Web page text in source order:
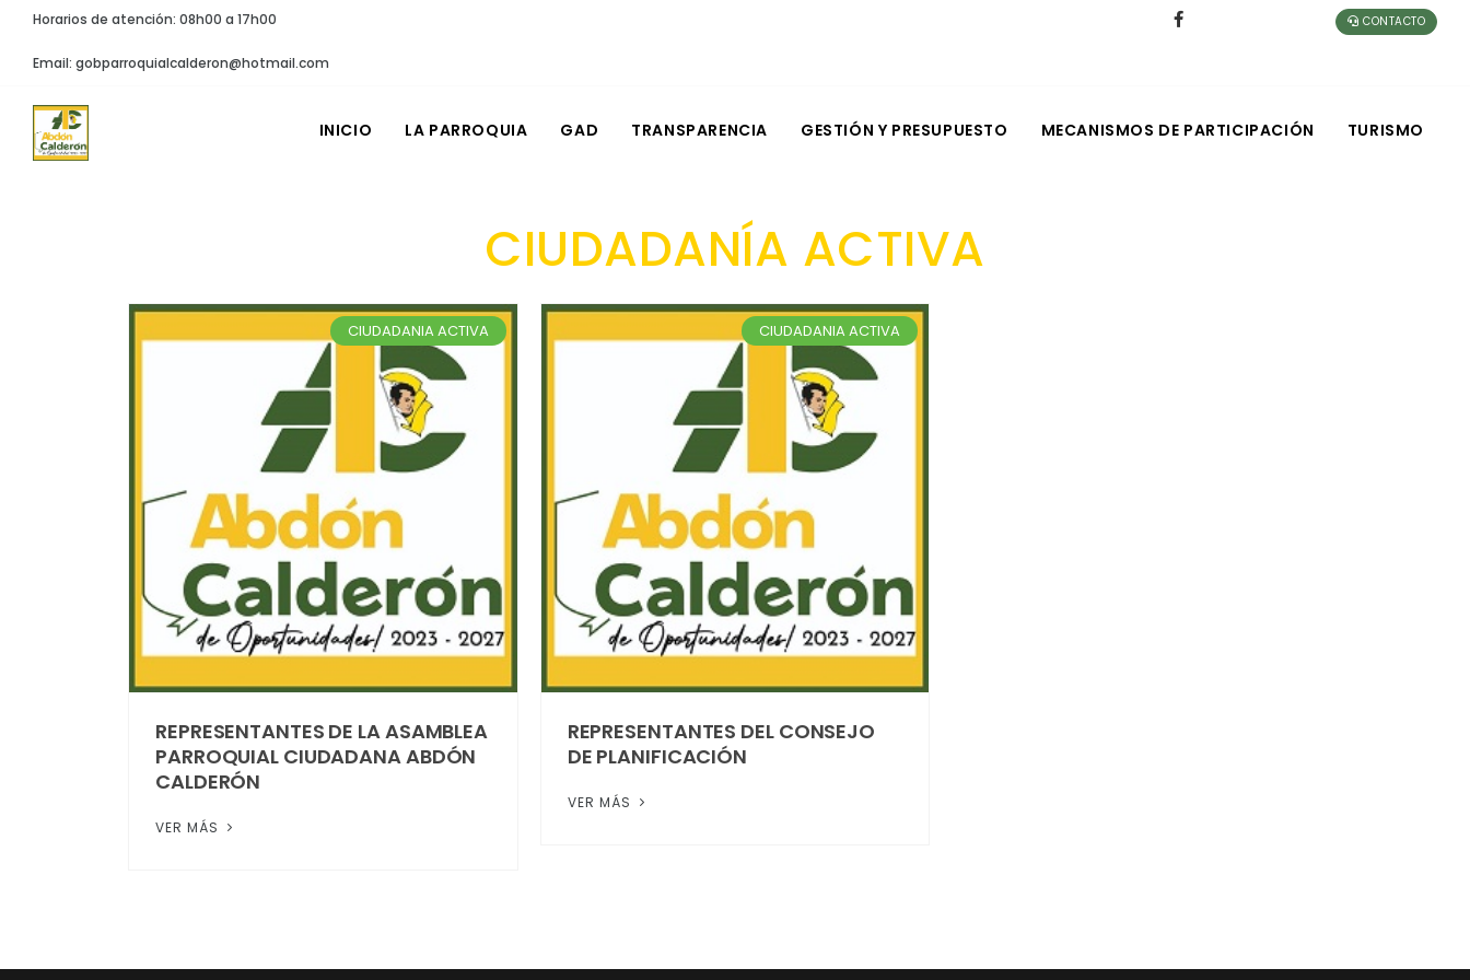
Horarios de atención: 08h00 a 17h00
Email: gobparroquialcalderon@hotmail.com
CONTACTO
INICIO LA PARROQUIA GAD TRANSPARENCIA GESTIÓN Y PRESUPUESTO MECANISMOS DE PARTICIPACIÓN TURISMO
CIUDADANÍA ACTIVA
CIUDADANIA ACTIVA
REPRESENTANTES DE LA ASAMBLEA
PARROQUIAL CIUDADANA ABDÓN
CALDERÓN
VER MÁS
CIUDADANIA ACTIVA
REPRESENTANTES DEL CONSEJO
DE PLANIFICACIÓN
VER MÁS